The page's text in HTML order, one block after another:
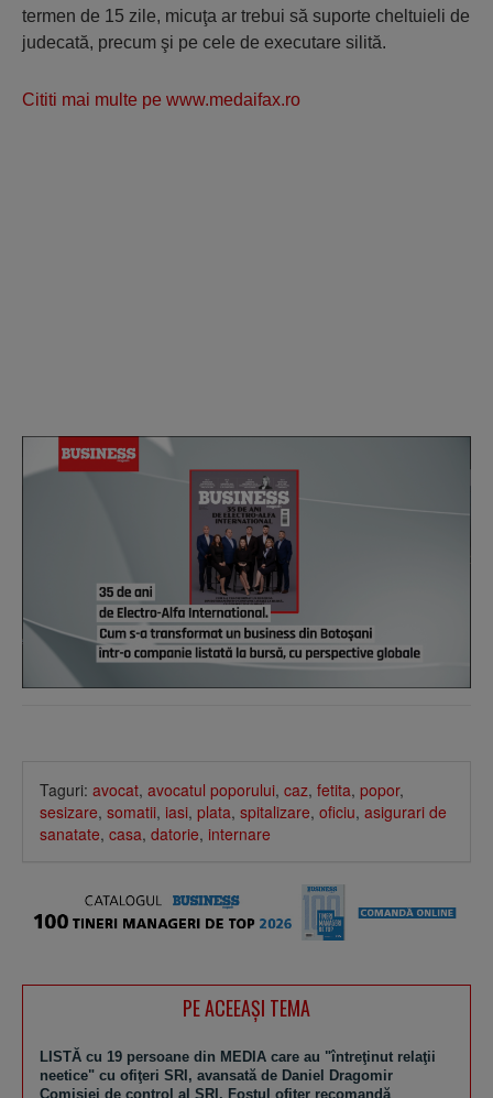
termen de 15 zile, micuţa ar trebui să suporte cheltuieli de
judecată, precum şi pe cele de executare silită.
Cititi mai multe pe www.medaifax.ro
Taguri: avocat, avocatul poporului, caz, fetita, popor,
sesizare, somatii, iasi, plata, spitalizare, oficiu, asigurari de
sanatate, casa, datorie, internare
PE ACEEAŞI TEMA
LISTĂ cu 19 persoane din MEDIA care au "întreţinut relaţii
neetice" cu ofiţeri SRI, avansată de Daniel Dragomir
Comisiei de control al SRI. Fostul ofiţer recomandă